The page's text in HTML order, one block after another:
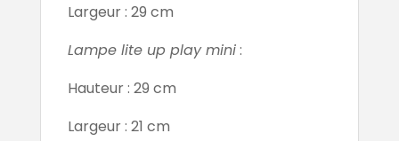
Largeur : 29 cm
Lampe lite up play mini:
Hauteur : 29 cm
Largeur : 21 cm